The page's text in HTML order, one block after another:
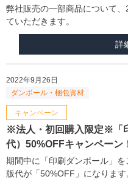
弊社販売の一部商品について
ていただきます。
詳
2022年9月26日
※法人・初回購入限定※「
代）50%OFFキャンペー
期間中に「印刷ダンボール」
版代が「50%OFF」になりま